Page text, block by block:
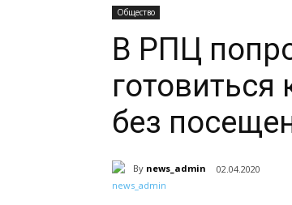
Общество
В РПЦ
без
By news_admin 02.04.2020